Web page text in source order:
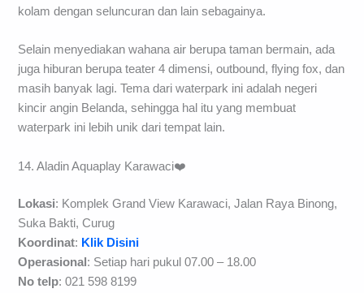
kolam dengan seluncuran dan lain sebagainya.
Selain menyediakan wahana air berupa taman bermain, ada
juga hiburan berupa teater 4 dimensi, outbound, flying fox, dan
masih banyak lagi. Tema dari waterpark ini adalah negeri
kincir angin Belanda, sehingga hal itu yang membuat
waterpark ini lebih unik dari tempat lain.
14. Aladin Aquaplay Karawaci❤️
Lokasi: Komplek Grand View Karawaci, Jalan Raya Binong,
Suka Bakti, Curug
Koordinat: Klik Disini
Operasional : Setiap hari pukul 07.00 – 18.00
No telp: 021 598 8199